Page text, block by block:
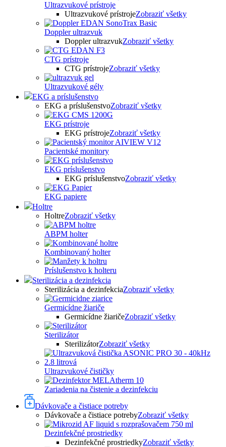
Ultrazvukové prístroje
Ultrazvukové prístrojeZobraziť všetky
Doppler ultrazvuk
Doppler ultrazvukZobraziť všetky
CTG prístroje
CTG prístrojeZobraziť všetky
Ultrazvukové gély
EKG a príslušenstvo
EKG a príslušenstvoZobraziť všetky
EKG prístroje
EKG prístrojeZobraziť všetky
Pacientské monitory
EKG príslušenstvo
EKG príslušenstvoZobraziť všetky
EKG papiere
Holtre
HoltreZobraziť všetky
ABPM holter
Kombinovaný holter
Príslušenstvo k holteru
Sterilizácia a dezinfekcia
Sterilizácia a dezinfekciaZobraziť všetky
Germicídne žiariče
Germicídne žiaričeZobraziť všetky
Sterilizátor
SterilizátorZobraziť všetky
Ultrazvukové čističky
Zariadenia na čistenie a dezinfekciu
Dávkovače a čistiace potreby
Dávkovače a čistiace potrebyZobraziť všetky
Dezinfekčné prostriedky
Dezinfekčné prostriedkyZobraziť všetky